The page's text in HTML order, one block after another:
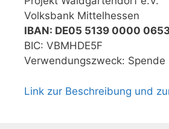
Volksbank Mittelhessen
IBAN: DE05 5139 0000
BIC: VBMHDE5F
Verwendungszweck: Spende
Link zur Beschreibung und